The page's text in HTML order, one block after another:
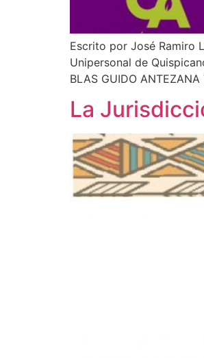
Escrito por José Ramiro
Unipersonal de
BLAS GUIDO
La